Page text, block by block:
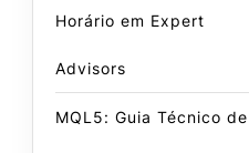
Horário em Expert
Advisors
MQL5: Guia Técnico de